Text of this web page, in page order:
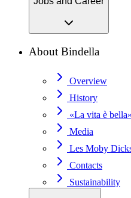
About Bindella
Overview
History
«La vita è
Media
Les Moby
Contacts
Sustainability